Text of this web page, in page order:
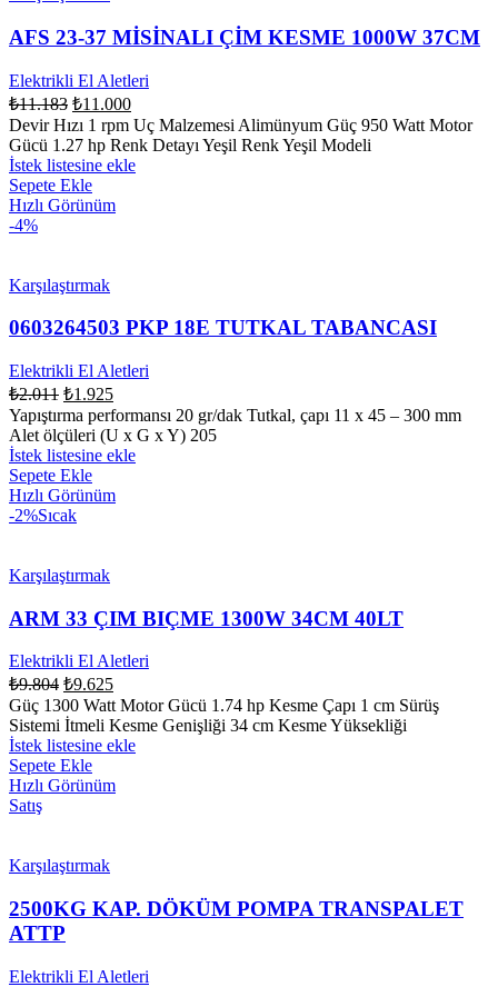
AFS 23-37 MİSİNALI ÇİM KESME 1000W 37CM
Elektrikli El Aletleri
₺11.183 ₺11.000
Devir Hızı 1 rpm Uç Malzemesi Alimünyum Güç 950 Watt Motor
Gücü 1.27 hp Renk Detayı Yeşil Renk Yeşil Modeli
İstek listesine ekle
Sepete Ekle
Hızlı Görünüm
-4%
Karşılaştırmak
0603264503 PKP 18E TUTKAL TABANCASI
Elektrikli El Aletleri
₺2.011 ₺1.925
Yapıştırma performansı 20 gr/dak Tutkal, çapı 11 x 45 – 300 mm
Alet ölçüleri (U x G x Y) 205
İstek listesine ekle
Sepete Ekle
Hızlı Görünüm
-2%Sıcak
Karşılaştırmak
ARM 33 ÇIM BIÇME 1300W 34CM 40LT
Elektrikli El Aletleri
₺9.804 ₺9.625
Güç 1300 Watt Motor Gücü 1.74 hp Kesme Çapı 1 cm Sürüş
Sistemi İtmeli Kesme Genişliği 34 cm Kesme Yüksekliği
İstek listesine ekle
Sepete Ekle
Hızlı Görünüm
Satış
Karşılaştırmak
2500KG KAP. DÖKÜM POMPA TRANSPALET
ATTP
Elektrikli El Aletleri